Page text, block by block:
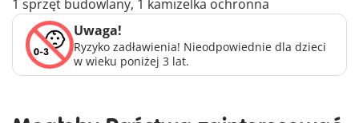
1 sprzęt budowlany, 1 kamizelka ochronna
Uwaga!
Ryzyko zadławienia! Nieodpowiednie dla dzieci
w wieku poniżej 3 lat.